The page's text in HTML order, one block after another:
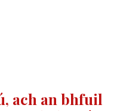
ach an bhfuil